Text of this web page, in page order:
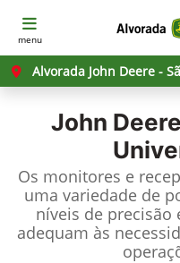
menu
Alvorada John Deere -
John Deere
Os monitores e
uma variedade de
níveis de precisão
adequam às